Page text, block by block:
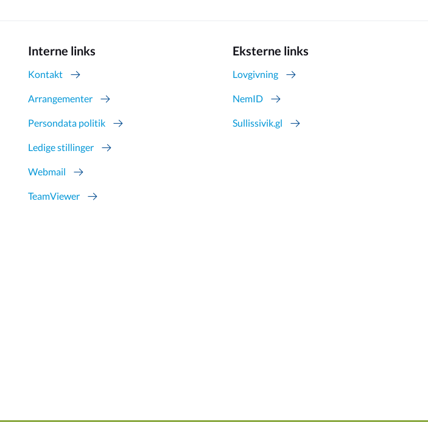
Interne links
Kontakt
Arrangementer
Persondata politik
Ledige stillinger
Webmail
TeamViewer
Eksterne links
Lovgivning
NemID
Sullissivik.gl